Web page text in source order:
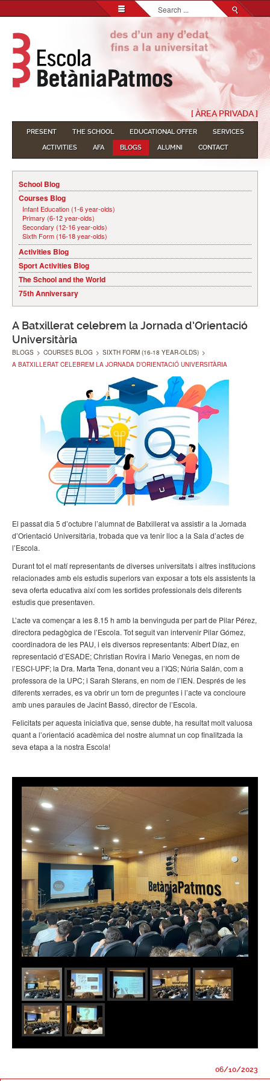
Search...
[ ÀREA PRIVADA ]
PRESENT THE SCHOOL EDUCATIONAL OFFER
SERVICES
ACTIVITIES
AFA BLOGS ALUMNI CONTACT
School Blog
Courses Blog
Infant Education (1-6 year-olds)
Primary (6-12 year-olds)
Secondary (12-16 year-olds)
Sixth Form (16-18 year-olds)
Activities Blog
Sport Activities Blog
The School and the World
75th Anniversary
A Batxillerat celebrem la Jornada d’Orientació
Universitària
BLOGS > COURSES BLOG > SIXTH FORM (16-18 YEAR-OLDS) >
A BATXILLERAT CELEBREM LA JORNADA D’ORIENTACIÓ UNIVERSITÀRIA
El passat dia 5 d’octubre l’alumnat de Batxillerat va assistir a la Jornada
d’Orientació Universitària, trobada que va tenir lloc a la Sala d’actes de
l’Escola.
Durant tot el matí representants de diverses universitats i altres institucions
relacionades amb els estudis superiors van exposar a tots els assistents la
seva oferta educativa així com les sortides professionals dels diferents
estudis que presentaven.
L’acte va començar a les 8.15 h amb la benvinguda per part de Pilar Pérez,
directora pedagògica de l’Escola. Tot seguit van intervenir Pilar Gómez,
coordinadora de les PAU, i els diversos representants: Albert Díaz, en
representació d’ESADE; Christian Rovira i Mario Venegas, en nom de
l’ESCI-UPF; la Dra. Marta Tena, donant veu a l’IQS; Núria Salán, com a
professora de la UPC; i Sarah Sterans, en nom de l’IEN. Després de les
diferents xerrades, es va obrir un torn de preguntes i l’acte va concloure
amb unes paraules de Jacint Bassó, director de l’Escola.
Felicitats per aquesta iniciativa que, sense dubte, ha resultat molt valuosa
quant a l’orientació acadèmica del nostre alumnat un cop finalitzada la
seva etapa a la nostra Escola!
06/10/2023